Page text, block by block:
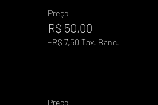
Preço
R$ 50,00
+R$ 7,50 Tax. Banc.
Preço